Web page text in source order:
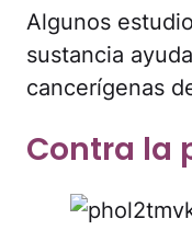
Algunos
sustancia
cancerígenas
Contra la